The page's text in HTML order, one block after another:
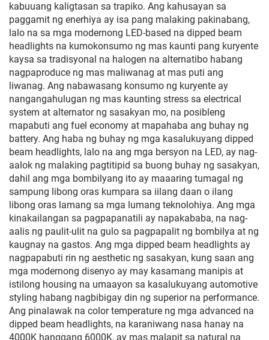
kabuuang kaligtasan sa trapiko. Ang kahusayan sa
paggamit ng enerhiya ay isa pang malaking pakinabang,
lalo na sa mga modernong LED-based na dipped beam
headlights na kumokonsumo ng mas kaunti pang kuryente
kaysa sa tradisyonal na halogen na alternatibo habang
nagpaproduce ng mas maliwanag at mas puti ang
liwanag. Ang nabawasang konsumo ng kuryente ay
nangangahulugan ng mas kaunting stress sa electrical
system at alternator ng sasakyan mo, na posibleng
mapabuti ang fuel economy at mapahaba ang buhay ng
battery. Ang haba ng buhay ng mga kasalukuyang dipped
beam headlights, lalo na ang mga bersyon na LED, ay nag-
aalok ng malaking pagtitipid sa buong buhay ng sasakyan,
dahil ang mga bombilyang ito ay maaaring tumagal ng
sampung libong oras kumpara sa iilang daan o ilang
libong oras lamang sa mga lumang teknolohiya. Ang mga
kinakailangan sa pagpapanatili ay napakababa, na nag-
aalis ng paulit-ulit na gulo sa pagpapalit ng bombilya at ng
kaugnay na gastos. Ang mga dipped beam headlights ay
nagpapabuti rin ng aesthetic ng sasakyan, kung saan ang
mga modernong disenyo ay may kasamang manipis at
istilong housing na umaayon sa kasalukuyang automotive
styling habang nagbibigay din ng superior na performance.
Ang pinalawak na color temperature ng mga advanced na
dipped beam headlights, na karaniwang nasa hanay na
4000K hanggang 6000K, ay mas malapit sa natural na